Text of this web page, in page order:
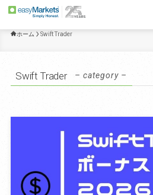
ホーム Swift Trader
Swift Trader – category –